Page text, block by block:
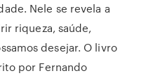
Nele se revela a
riqueza, saúde,
desejar. O livro
por Fernando